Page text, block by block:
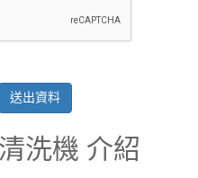
洗機 介紹